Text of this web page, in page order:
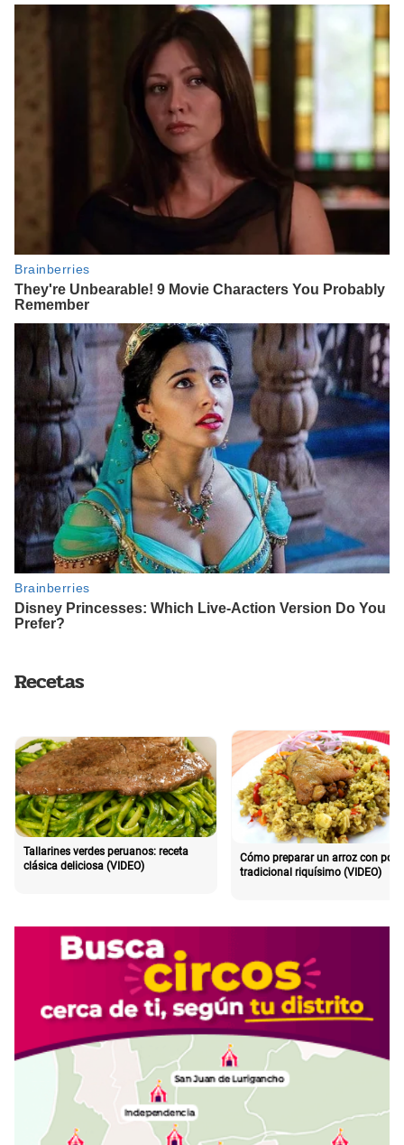
Recetas
Tallarines verdes peruanos: receta
clásica deliciosa (VIDEO)
Cómo preparar un arroz con pollo
tradicional riquísimo (VIDEO)